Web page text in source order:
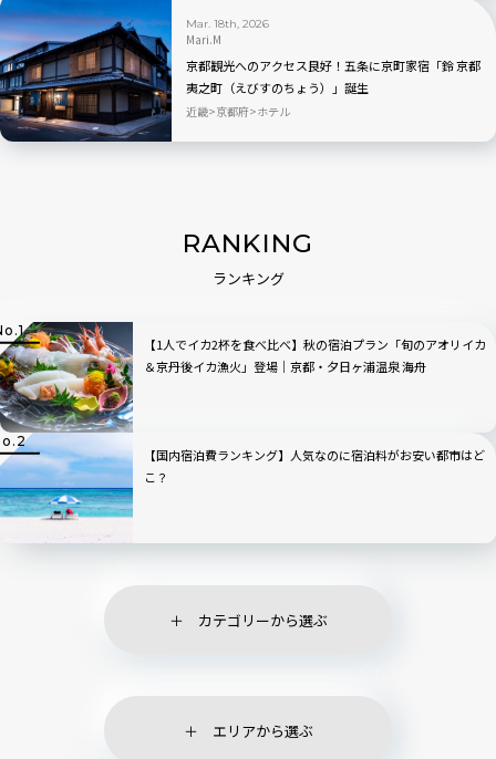
Mar. 18th, 2026
Mari.M
京都観光へのアクセス良好！五条に京町家宿「鈴 京都
夷之町（えびすのちょう）」誕生
近畿 京都府 ホテル
RANKING
ランキング
【1人でイカ2杯を食べ比べ】秋の宿泊プラン「旬のアオリイカ
＆京丹後イカ漁火」登場｜京都・夕日ヶ浦温泉 海舟
【国内宿泊費ランキング】人気なのに宿泊料がお安い都市はど
こ？
カテゴリーから選ぶ
エリアから選ぶ